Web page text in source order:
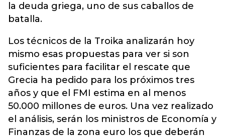
la deuda griega, uno de sus caballos de
batalla.
Los técnicos de la Troika analizarán hoy
mismo esas propuestas para ver si son
suficientes para facilitar el rescate que
Grecia ha pedido para los próximos tres
años y que el FMI estima en al menos
50.000 millones de euros. Una vez realizado
el análisis, serán los ministros de Economía y
Finanzas de la zona euro los que deberán